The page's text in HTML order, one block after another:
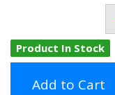
Product In Stock
Add to Cart